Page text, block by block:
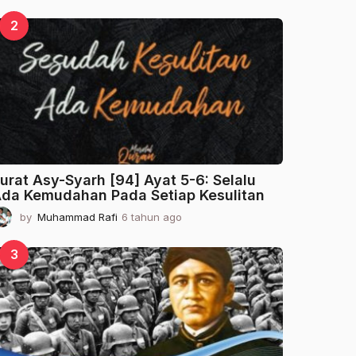
a
h
n
a
o
2
Asy-Syarh [94] Ayat 5-6: Selalu
Kemudahan Pada Setiap Kesulitan
by Muhammad Rafi 6 tahun ago
a
h
u
n
a
g
o
3